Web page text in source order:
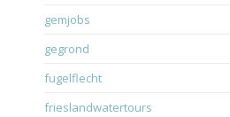
gemjobs
gegrond
fugelflecht
frieslandwatertours